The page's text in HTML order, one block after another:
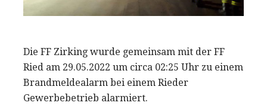
Die FF Zirking wurde gemeinsam mit der FF
Ried am 29.05.2022 um circa 02:25 Uhr zu einem
Brandmeldealarm bei einem Rieder
Gewerbebetrieb alarmiert.